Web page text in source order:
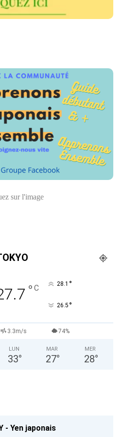
sur l'image
° C 28.1 °
26.5 °
3.3m/s 74%
LUN
33°
MAR
27°
MER
28°
- Yen japonais